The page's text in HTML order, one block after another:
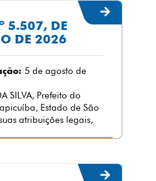
5.507, DE
DE 2026
5 de agosto de
SILVA, Prefeito do
Estado de São
atribuições legais,